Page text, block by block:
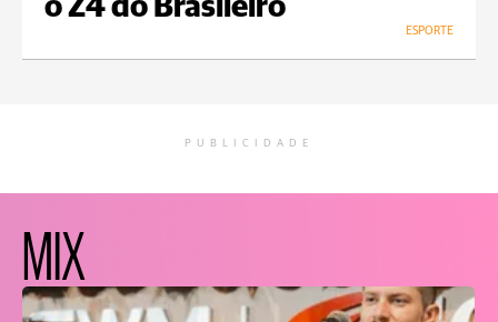
o Z4 do Brasileiro
ESPORTE
PUBLICIDADE
MIX